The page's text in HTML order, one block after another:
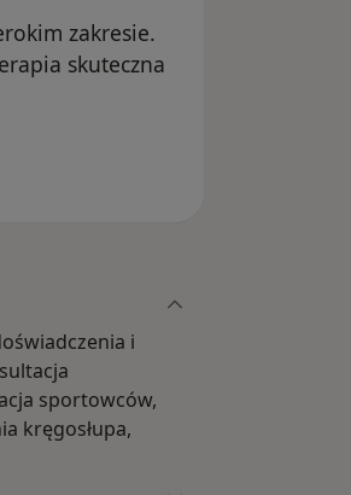
zakresie.
skuteczna
i
sportowców,
kręgosłupa,